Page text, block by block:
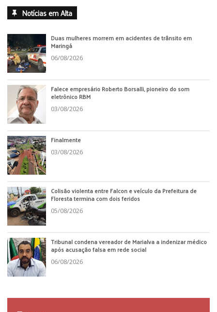
Notícias em Alta
Duas mulheres morrem em acidentes de trânsito em
Maringá
06/08/2026
Falece empresário Roberto Borsalli, pioneiro do som
eletrônico RBM
03/08/2026
Finalmente
03/08/2026
Colisão violenta entre Falcon e veículo da Prefeitura de
Floresta termina com dois feridos
05/08/2026
Tribunal condena vereador de Marialva a indenizar médico
após acusação falsa em rede social
06/08/2026